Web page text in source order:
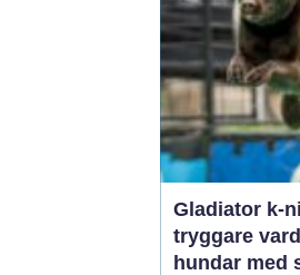
klimatpåverkan
den
Värmepumpar
Gladiator k-
tryggare
hundar med